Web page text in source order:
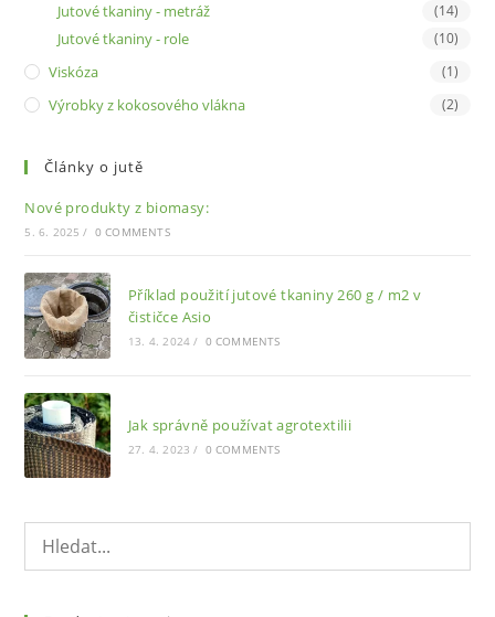
Jutové tkaniny - metráž (14)
Jutové tkaniny - role (10)
Viskóza (1)
Výrobky z kokosového vlákna (2)
Články o jutě
Nové produkty z biomasy:
5. 6. 2025 / 0 COMMENTS
Příklad použití jutové tkaniny 260 g / m2 v
čističce Asio
13. 4. 2024 / 0 COMMENTS
Jak správně používat agrotextilii
27. 4. 2023 / 0 COMMENTS